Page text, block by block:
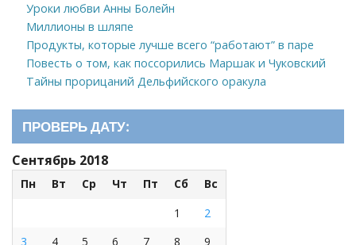
Уроки любви Анны Болейн
Миллионы в шляпе
Продукты, которые лучше всего “работают” в паре
Повесть о том, как поссорились Маршак и Чуковский
Тайны прорицаний Дельфийского оракула
ПРОВЕРЬ ДАТУ:
Сентябрь 2018
Пн Вт Ср Чт Пт Сб
Вс
1
2
3
4 5 6 7 8
9